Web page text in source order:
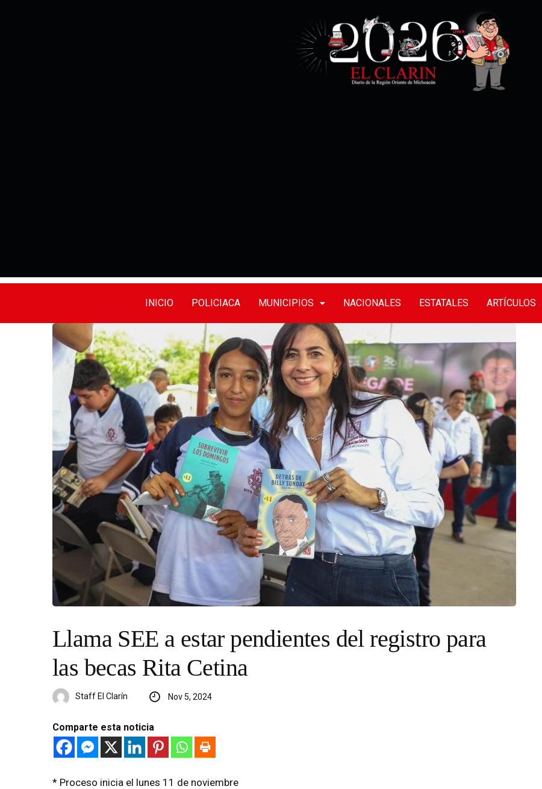
INICIO POLICIACA MUNICIPIOS NACIONALES ESTATALES ARTÍCULOS
Llama SEE a estar pendientes del registro para
las becas Rita Cetina
Staff El Clarín Nov 5, 2024
Comparte esta noticia
* Proceso inicia el lunes 11 de noviembre